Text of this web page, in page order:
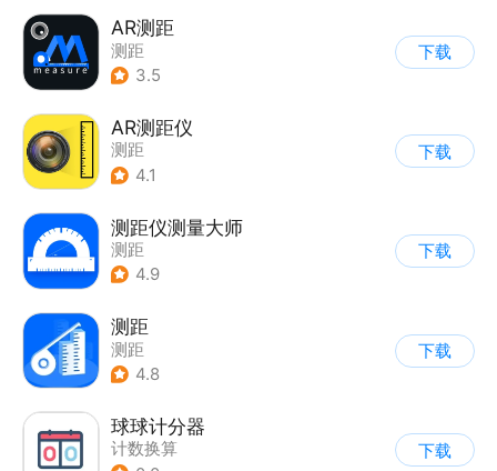
AR测距
测距
3.5
下载
AR测距仪
测距
4.1
下载
测距仪测量大师
测距
4.9
下载
测距
测距
4.8
下载
球球计分器
计数换算
下载